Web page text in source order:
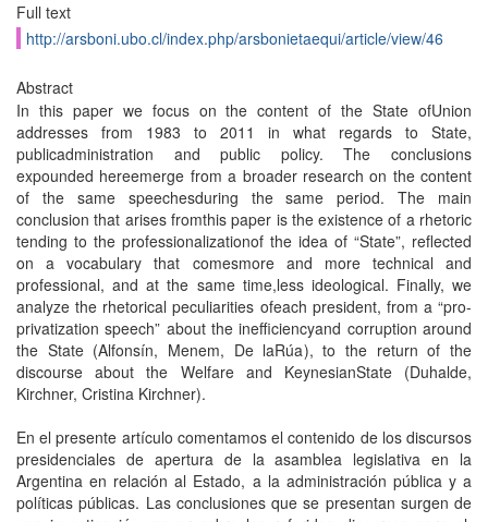
Full text
http://arsboni.ubo.cl/index.php/arsbonietaequi/article/view/46
Abstract
In this paper we focus on the content of the State ofUnion
addresses from 1983 to 2011 in what regards to State,
publicadministration and public policy. The conclusions
expounded hereemerge from a broader research on the content
of the same speechesduring the same period. The main
conclusion that arises fromthis paper is the existence of a rhetoric
tending to the professionalizationof the idea of “State”, reflected
on a vocabulary that comesmore and more technical and
professional, and at the same time,less ideological. Finally, we
analyze the rhetorical peculiarities ofeach president, from a “pro-
privatization speech” about the inefficiencyand corruption around
the State (Alfonsín, Menem, De laRúa), to the return of the
discourse about the Welfare and KeynesianState (Duhalde,
Kirchner, Cristina Kirchner).
En el presente artículo comentamos el contenido de los discursos
presidenciales de apertura de la asamblea legislativa en la
Argentina en relación al Estado, a la administración pública y a
políticas públicas. Las conclusiones que se presentan surgen de